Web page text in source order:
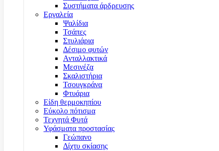
Συστήματα άρδρευσης
Εργαλεία
Ψαλίδια
Τσάπες
Στυλιάρια
Δέσιμο φυτών
Ανταλλακτικά
Μεσινέζα
Σκαλιστήρια
Τσουγκράνα
Φτυάρια
Είδη θερμοκηπίου
Εύκολο πότισμα
Τεχνητά Φυτά
Υφάσματα προστασίας
Γεώπανο
Δίχτυ σκίασης